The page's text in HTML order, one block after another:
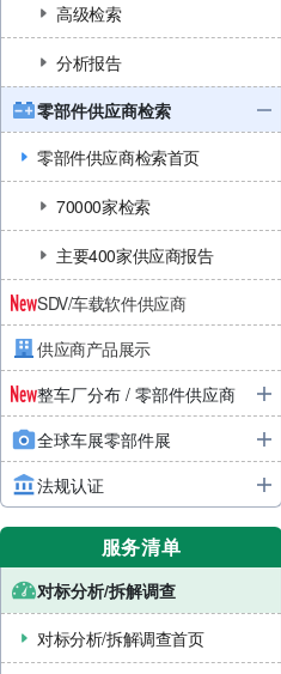
高级检索
分析报告
零部件供应商检索
零部件供应商检索首页
70000家检索
主要400家供应商报告
SDV/车载软件供应商
供应商产品展示
整车厂分布 / 零部件供应商
全球车展零部件展
法规认证
服务清单
对标分析/拆解调查
对标分析/拆解调查首页